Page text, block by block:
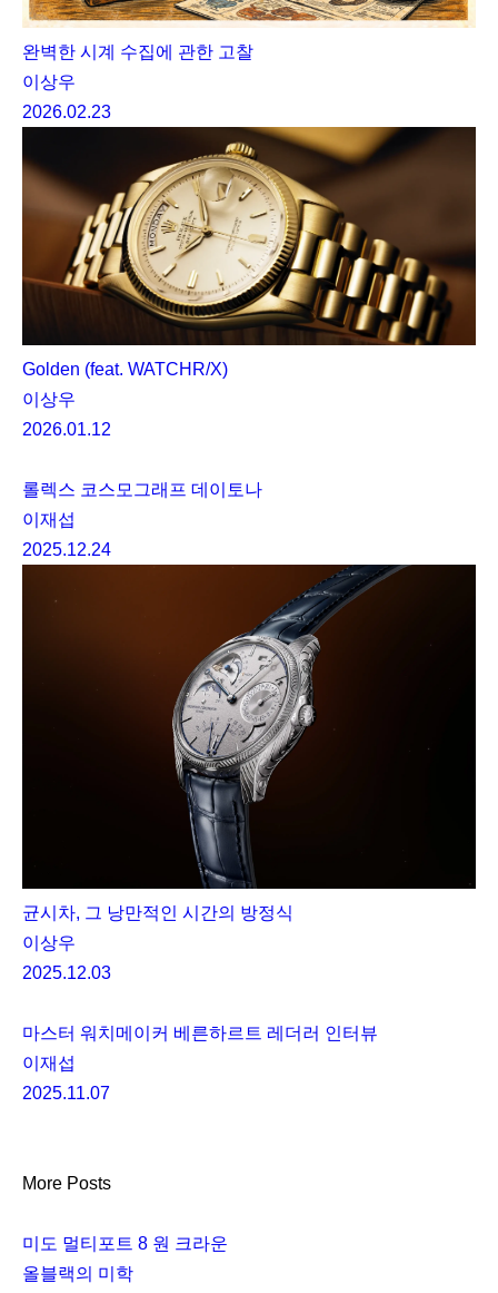
완벽한 시계 수집에 관한 고찰
이상우
2026.02.23
Golden (feat. WATCHR/X)
이상우
2026.01.12
롤렉스 코스모그래프 데이토나
이재섭
2025.12.24
균시차, 그 낭만적인 시간의 방정식
이상우
2025.12.03
마스터 워치메이커 베른하르트 레더러 인터뷰
이재섭
2025.11.07
More Posts
미도 멀티포트 8 원 크라운
올블랙의 미학